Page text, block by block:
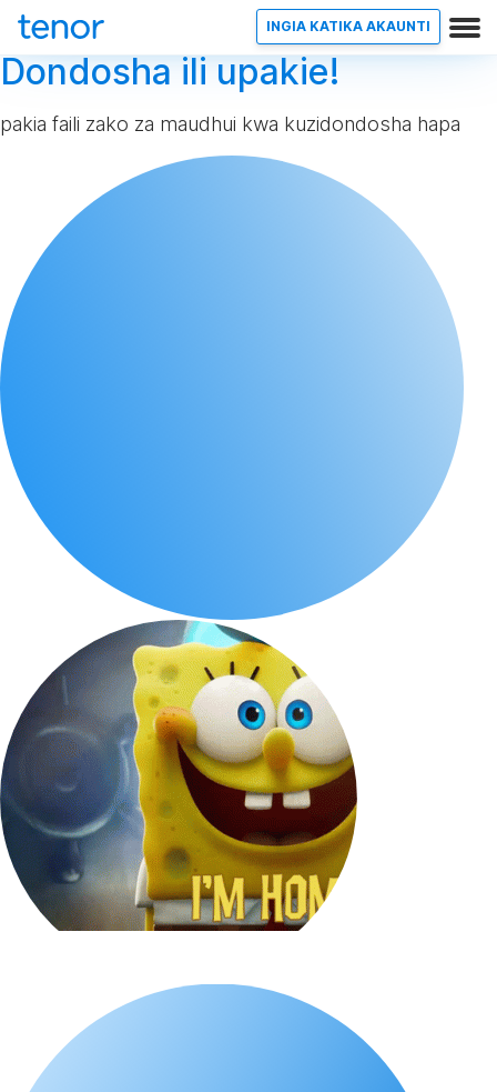
INGIA KATIKA AKAUNTI
Dondosha ili upakie!
pakia faili zako za maudhui kwa kuzidondosha hapa